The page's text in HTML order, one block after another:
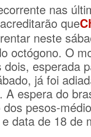
nas
que
neste
octógono. O
esperada
já foi
A espera do
pesos-
data de 18 de